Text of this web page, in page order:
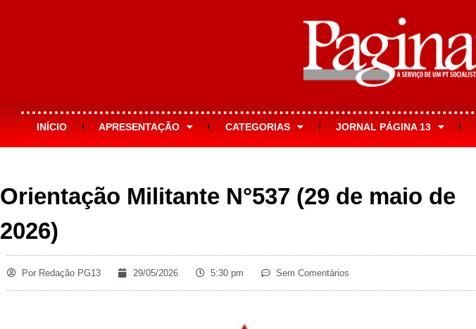
INÍCIO APRESENTAÇÃO CATEGORIAS JORNAL PÁGINA 13
Orientação Militante N°537 (29 de maio de
2026)
Por Redação PG13 29/05/2026 5:30 pm Sem Comentários